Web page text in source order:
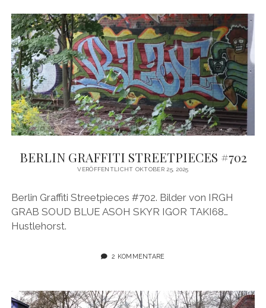
BERLIN GRAFFITI STREETPIECES #702
VERÖFFENTLICHT OKTOBER 25, 2025
Berlin Graffiti Streetpieces #702. Bilder von IRGH
GRAB SOUD BLUE ASOH SKYR IGOR TAKI68…
Hustlehorst.
2 KOMMENTARE